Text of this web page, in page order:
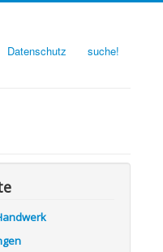
Datenschutz suche!